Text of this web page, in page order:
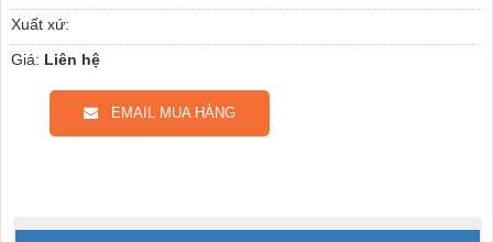
Xuất xứ:
Giá: Liên hệ
EMAIL MUA HÀNG